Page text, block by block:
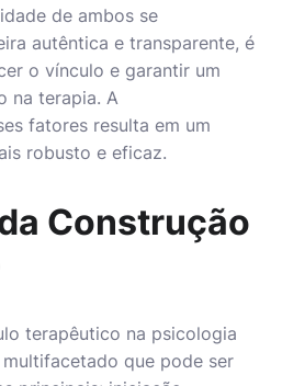
de ambos se
autêntica e transparente, é
o vínculo e garantir um
na terapia. A
fatores resulta em um
robusto e eficaz.
Construção
terapêutico na psicologia
que pode ser